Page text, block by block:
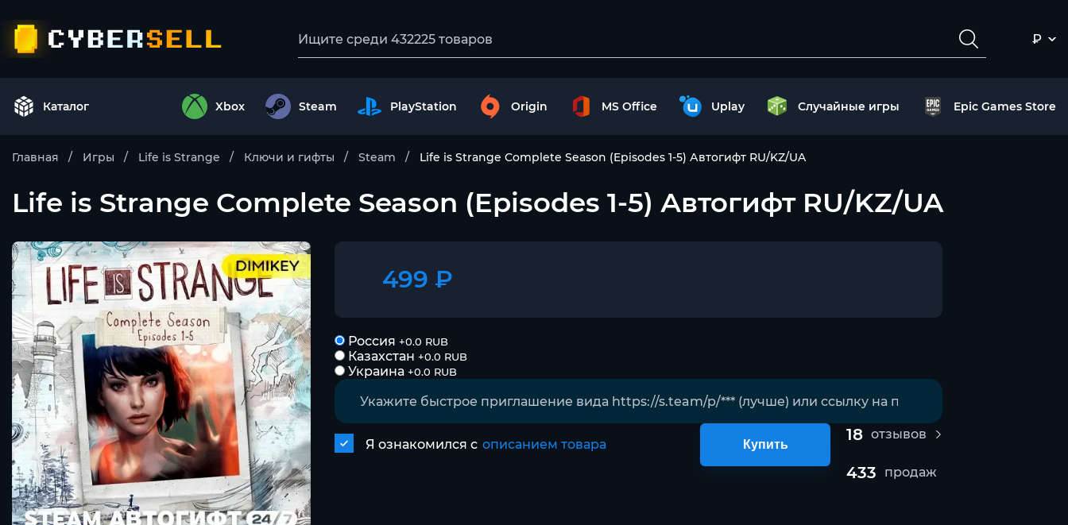
₽
Каталог Xbox Steam PlayStation Origin MS Office Uplay Случайные игры Epic Games Store
Главная Игры Life is Strange Ключи и гифты Steam Life is Strange Complete Season (Episodes 1-5) Автогифт RU/KZ/UA
Life is Strange Complete Season (Episodes 1-5) Автогифт RU/KZ/UA
499 ₽
Россия +0.0 RUB
Казахстан +0.0 RUB
Украина +0.0 RUB
Я ознакомился с описанием товара Купить
18 отзывов
433 продаж